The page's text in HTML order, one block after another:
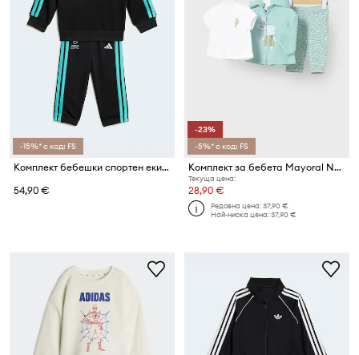
-15%* с код: FS
Комплект бебешки спортен екип с памук adidas Performance MERCEDES
54,90 €
-23%
-5%* с код: FS
Комплект за бебета Mayoral Newborn
Текуща цена:
28,90 €
Редовна цена:37,90 €
Най-ниска цена:37,90 €